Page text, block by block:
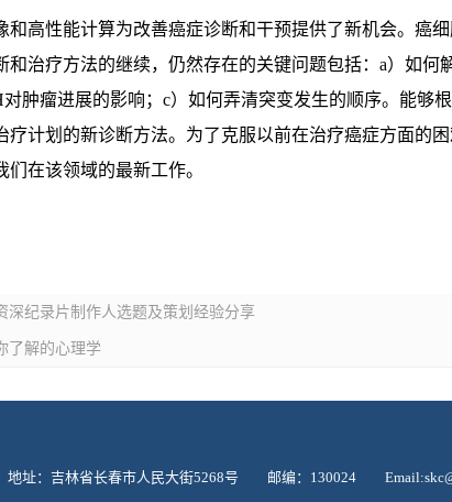
高性能计算为改善癌症诊断和干预提供了新机会。癌
治疗方法的继续，仍然存在的关键问题包括：a）如何
肿瘤进展的影响；c）如何弄清突变发生的顺序。能够
疗计划的新诊断方法。为了克服以前在治疗癌症方面的
在该领域的最新工作。
纪录片制作人选题及策划经验分享
了解的心理学
地址：吉林省长春市人民大街5268号 邮编：130024